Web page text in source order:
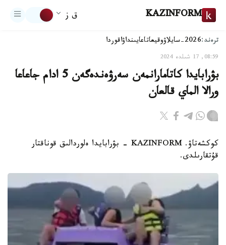
KAZINFORM ق ز
ترەند:2026-سايلاۋ وقيعاتاعايىنداۋاقوردا
08:59, 17 شىلدە 2024
بۋرابايدا كاتامارانمەن سەرۋەندەگەن 5 ادام جاعاعا
ورالا الماي قالعان
كوكشەتاۋ. KAZINFORM - بۋرابايدا ەلوردالىق قوناقتار
قۇتقارىلدى.